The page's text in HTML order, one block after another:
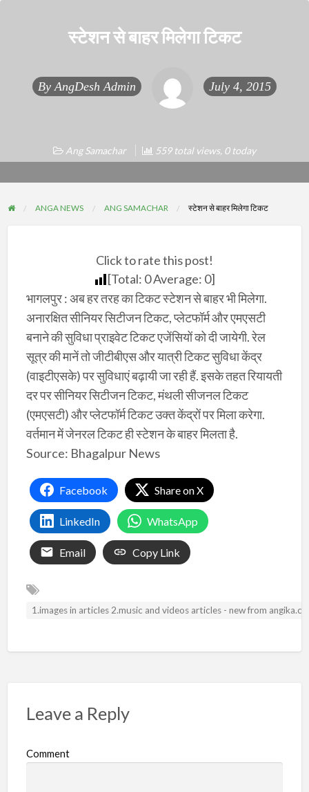
स्टेशन से बाहर मिलेगा टिकट
By AngDesh Admin July 4, 2015
Ang Samachar 559 total views, 0 today
ANGA NEWS ANG SAMACHAR स्टेशन से बाहर मिलेगा टिकट
Click to rate this post!
[Total: 0Average: 0]
भागलपुर : अब हर तरह का टिकट स्टेशन से बाहर भी मिलेगा.
अनारक्षित सीनियर सिटीजन टिकट, प्लेटफॉर्म और एमएसटी
बनाने की सुविधा प्राइवेट टिकट एजेंसियों को दी जायेगी. रेल
सूत्र की मानें तो जीटीबीएस और यात्री टिकट सुविधा केंद्र
(वाइटीएसके) पर सुविधाएं बढ़ायी जा रही हैं. इसके तहत रियायती
दर पर सीनियर सिटीजन टिकट, मंथली सीजनल टिकट
(एमएसटी) और प्लेटफॉर्म टिकट उक्त केंद्रों पर मिला करेगा.
वर्तमान में जेनरल टिकट ही स्टेशन के बाहर मिलता है.
Source: Bhagalpur News
Facebook Share on X
LinkedIn WhatsApp
Email Copy Link
1.images in articles 2.music and videos articles - new from
Leave a Reply
Comment